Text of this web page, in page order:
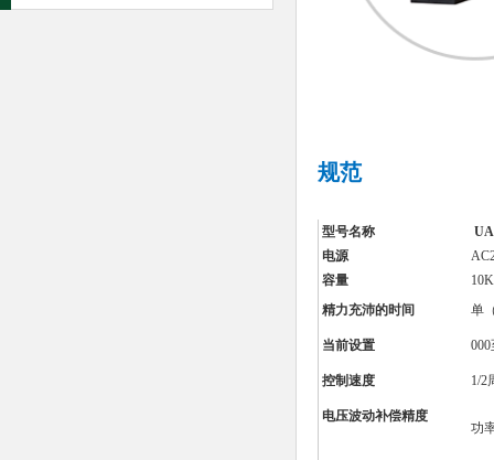
规范
型号名称
电源
容量
精力充沛的时间
单
当前设置
控制速度 1/2
电压波动补偿精度
功